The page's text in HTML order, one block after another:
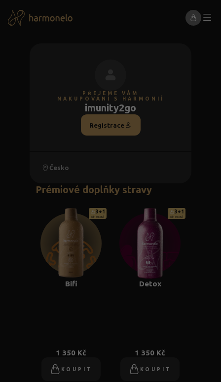
PŘEJEME VÁM
NAKUPOVÁNÍ S HARMONIÍ
imunity2go
Registrace
Česko
Prémiové doplňky stravy
3+1
od 1 013 Kč
Bifi
1 350 Kč
KOUPIT
3+1
od 1 013 Kč
Detox
1 350 Kč
KOUPIT